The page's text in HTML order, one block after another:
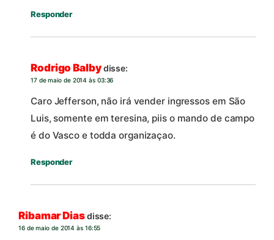
Responder
Rodrigo Balbydisse:
17 de maio de 2014 às 03:36
Caro Jefferson, não irá vender ingressos em São
Luis, somente em teresina, piis o mando de campo
é do Vasco e todda organizaçao.
Responder
Ribamar Diasdisse:
16 de maio de 2014 às 16:55